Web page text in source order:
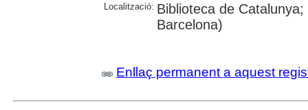
Localització: Biblioteca de
Barcelona)
Enllaç permanent a aquest